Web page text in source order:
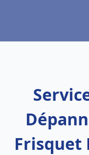
Frisquet